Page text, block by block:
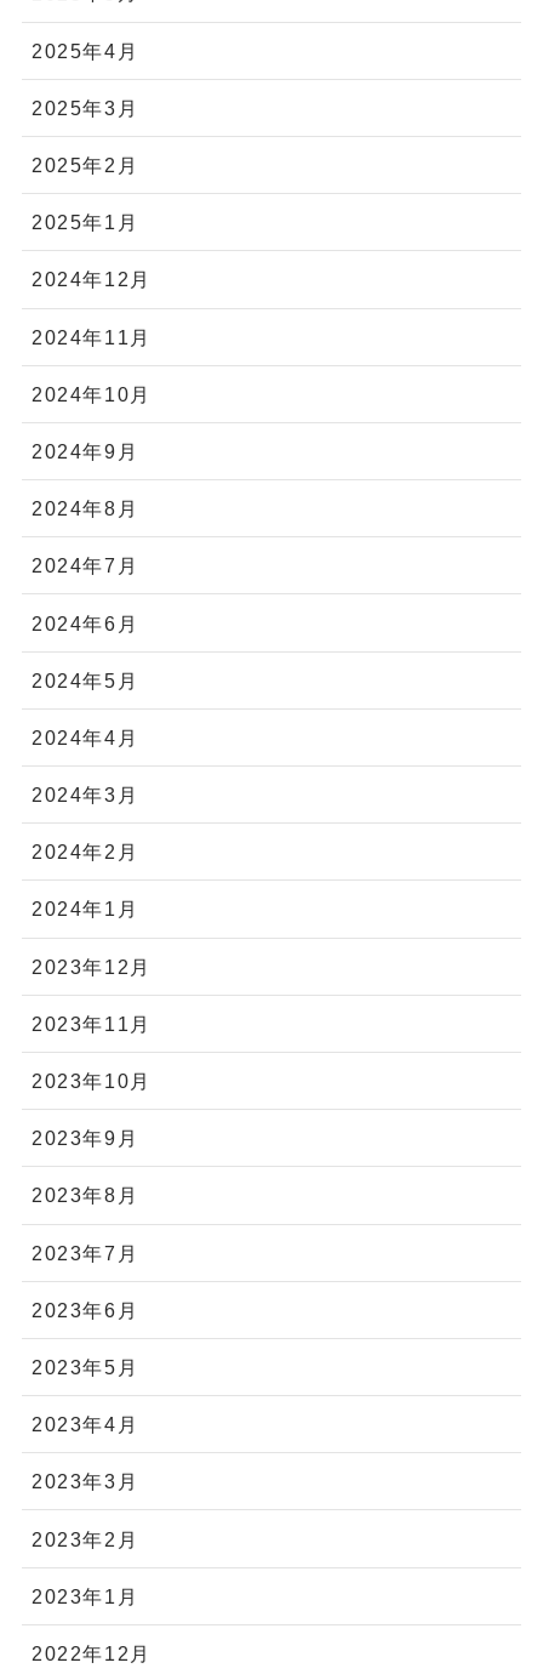
2025年11月
2025年10月
2025年9月
2025年8月
2025年7月
2025年6月
2025年5月
2025年4月
2025年3月
2025年2月
2025年1月
2024年12月
2024年11月
2024年10月
2024年9月
2024年8月
2024年7月
2024年6月
2024年5月
2024年4月
2024年3月
2024年2月
2024年1月
2023年12月
2023年11月
2023年10月
2023年9月
2023年8月
2023年7月